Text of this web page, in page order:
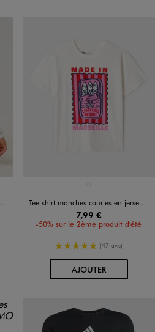
Tee-shirt manches courtes en jersey de coton imprimé graphique fille
7,99 €
-50% sur le 2ème produit d'été
5/5 de moyenne
(47 avis)
AJOUTERAU PANIER